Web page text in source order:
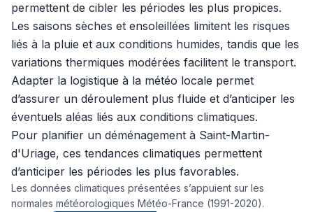
permettent de cibler les périodes les plus propices.
Les saisons sèches et ensoleillées limitent les risques
liés à la pluie et aux conditions humides, tandis que les
variations thermiques modérées facilitent le transport.
Adapter la logistique à la météo locale permet
d’assurer un déroulement plus fluide et d’anticiper les
éventuels aléas liés aux conditions climatiques.
Pour planifier un déménagement à Saint-Martin-
d'Uriage, ces tendances climatiques permettent
d’anticiper les périodes les plus favorables.
Les données climatiques présentées s’appuient sur les
normales météorologiques Météo-France (1991-2020).